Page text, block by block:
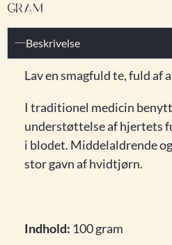
GRAM
Beskrivelse
Lav en smagfuld te, fuld af
I traditionel medicin
understøttelse af hjertets
i blodet. Middelaldrende
stor gavn af hvidtjørn.
Indhold: 100 gram